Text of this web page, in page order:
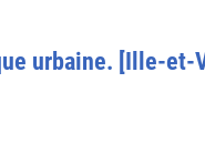
urbaine. [Ille-et-